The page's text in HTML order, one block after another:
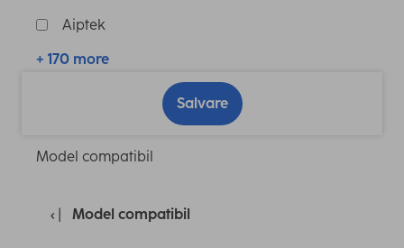
Aiptek
+ 170 more
Salvare
Model compatibil
Model compatibil